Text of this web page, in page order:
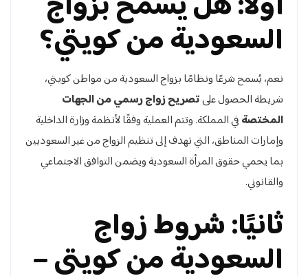
السعودية من كويتي؟
نعم، يُسمح شرعًا ونظامًا بزواج السعودية من مواطن كويتي،
شريطة الحصول علىتصريح زواج رسمي من الجهات
المختصةفي المملكة. وتتم العملية وفقًا لأنظمة وزارة الداخلية
وإمارات المناطق، التي تهدف إلى تنظيم الزواج من غير السعوديين
بما يحمي حقوق المرأة السعودية ويضمن التوافق الاجتماعي
والقانوني.
ثانيًا: شروط زواج
السعودية من كويتي –